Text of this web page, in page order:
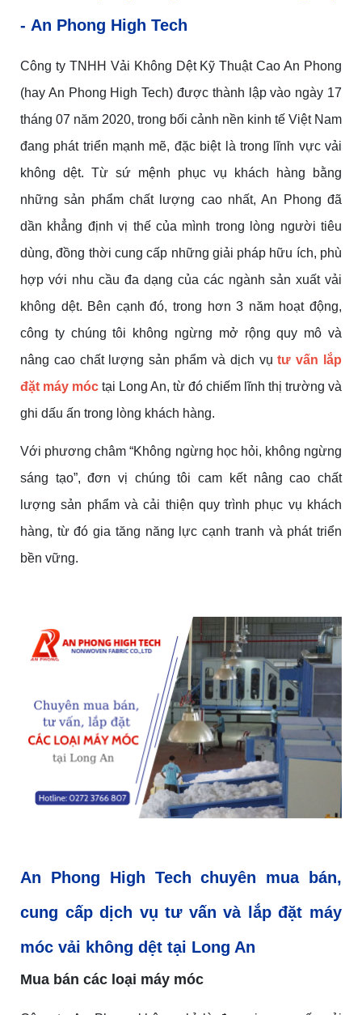
- An Phong High Tech
Công ty TNHH Vải Không Dệt Kỹ Thuật Cao An Phong
(hay An Phong High Tech) được thành lập vào ngày 17
tháng 07 năm 2020, trong bối cảnh nền kinh tế Việt Nam
đang phát triển mạnh mẽ, đặc biệt là trong lĩnh vực vải
không dệt. Từ sứ mệnh phục vụ khách hàng bằng
những sản phẩm chất lượng cao nhất, An Phong đã
dần khẳng định vị thế của mình trong lòng người tiêu
dùng, đồng thời cung cấp những giải pháp hữu ích, phù
hợp với nhu cầu đa dạng của các ngành sản xuất vải
không dệt. Bên cạnh đó, trong hơn 3 năm hoạt động,
công ty chúng tôi không ngừng mở rộng quy mô và
nâng cao chất lượng sản phẩm và dịch vụtư vấn lắp
đặt máy móc tại Long An, từ đó chiếm lĩnh thị trường và
ghi dấu ấn trong lòng khách hàng.
Với phương châm “Không ngừng học hỏi, không ngừng
sáng tạo”, đơn vị chúng tôi cam kết nâng cao chất
lượng sản phẩm và cải thiện quy trình phục vụ khách
hàng, từ đó gia tăng năng lực cạnh tranh và phát triển
bền vững.
An Phong High Tech chuyên mua bán,
cung cấp dịch vụ tư vấn vàlắp đặt máy
móc vải không dệt tại Long An
Mua bán các loại máy móc